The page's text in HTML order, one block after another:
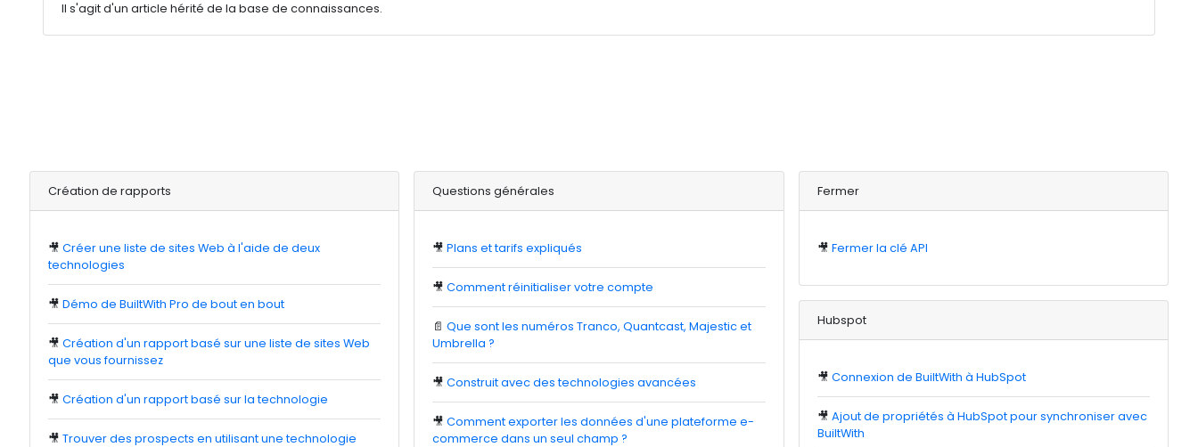
Il s'agit d'un article hérité de la base de connaissances.
Création de rapports
🎥 Créer une liste de sites Web à l'aide de deux
technologies
🎥 Démo de BuiltWith Pro de bout en bout
🎥 Création d'un rapport basé sur une liste de sites Web
que vous fournissez
🎥 Création d'un rapport basé sur la technologie
🎥 Trouver des prospects en utilisant une technologie
Questions générales
🎥Plans et tarifs expliqués
🎥Comment réinitialiser votre compte
📄Que sont les numéros Tranco, Quantcast, Majestic et
Umbrella ?
🎥Construit avec des technologies avancées
🎥Comment exporter les données d'une plateforme e-
commerce dans un seul champ ?
Fermer
🎥 Fermer la clé API
Hubspot
🎥 Connexion de BuiltWith à HubSpot
🎥 Ajout de propriétés à HubSpot pour synchroniser avec
BuiltWith